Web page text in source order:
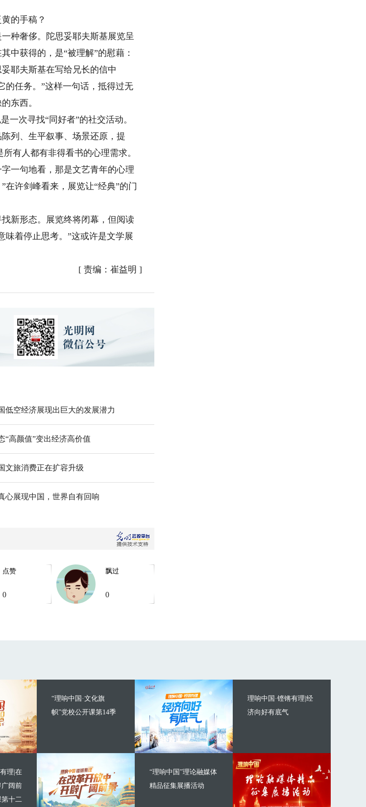
的手稿？
种奢侈。陀思妥耶夫斯基展览呈
获得的，是“被理解”的慰藉：
耶夫斯基在写给兄长的信中
的任务。”这样一句话，抵得过无
东西。
次寻找“同好者”的社交活动。
列、生平叙事、场景还原，提
有人都有非得看书的心理需求。
一句地看，那是文艺青年的心理
许剑峰看来，展览让“经典”的门
新形态。展览终将闭幕，但阅读
味着停止思考。”这或许是文学展
[ 责编：崔益明 ]
低空经济展现出巨大的发展潜力
“高颜值”变出经济高价值
文旅消费正在扩容升级
心展现中国，世界自有回响
点赞
0
飘过
0
“理响中国·文化旗
帜”党校公开课第14季
理|在
阔前
十二
理响中国·铿锵有理|经
济向好有底气
“理响中国”理论融媒体
精品征集展播活动